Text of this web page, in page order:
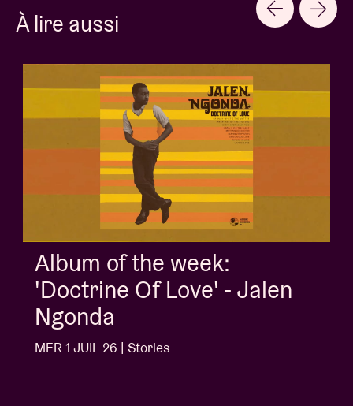
À lire aussi
Album of the week:
'Doctrine Of Love' - Jalen
Ngonda
MER 1 JUIL 26 | Stories